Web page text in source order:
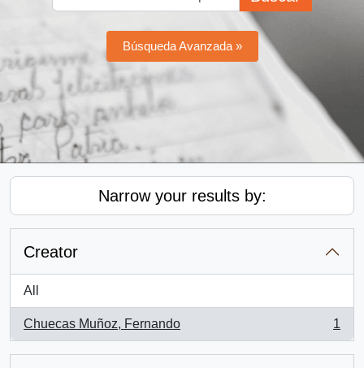
Búsqueda Avanzada »
Narrow your results by:
Creator
All
Chuecas Muñoz, Fernando
, 1 results
1